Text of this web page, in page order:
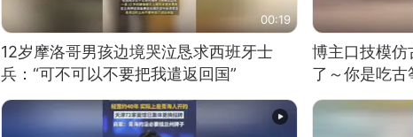
00:19
12岁摩洛哥男孩边境哭泣恳求西班牙士
兵：“可不可以不要把我遣返回国”
博主口技模仿
了～你是吃古
位考级不带
日电讯）